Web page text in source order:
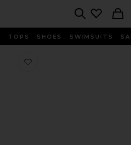
TOPS SHOES SWIMSUITS
Любимое САНДАЛИИ WITNY